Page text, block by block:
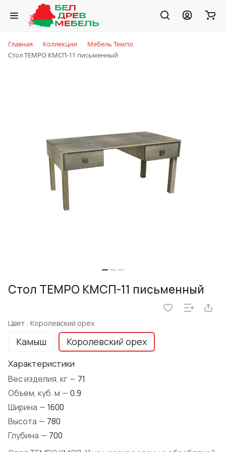
Главная Коллекции
Мебель Темпо
Стол TEMPO КМСП-11 письменный
Стол TEMPO КМСП-11 письменный
Цвет : Королевский орех
Камыш Королевский орех
Характеристики
Вес изделия, кг — 71
Объем, куб. м — 0.9
Ширина — 1600
Высота — 780
Глубина — 700